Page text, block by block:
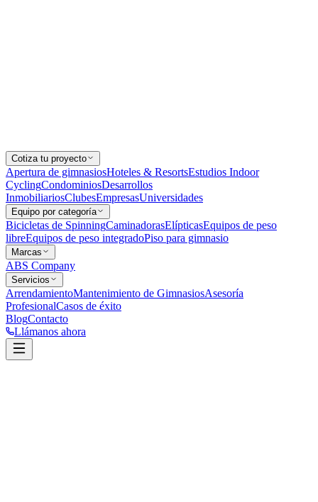
Cotiza tu proyecto
Apertura de gimnasiosHoteles & ResortsEstudios Indoor
CyclingCondominiosDesarrollos
InmobiliariosClubesEmpresasUniversidades
Equipo por categoría
Bicicletas de SpinningCaminadorasElípticasEquipos de peso
libreEquipos de peso integradoPiso para gimnasio
Marcas
ABS Company
Servicios
ArrendamientoMantenimiento de GimnasiosAsesoría
ProfesionalCasos de éxito
BlogContacto
Llámanos ahora